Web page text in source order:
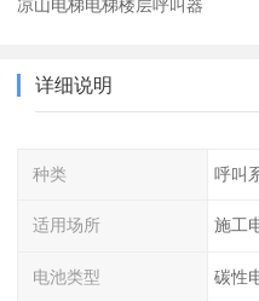
凉山电梯电梯楼层呼叫器
详细说明
种类 呼叫
适用场所 施工
电池类型 碳性